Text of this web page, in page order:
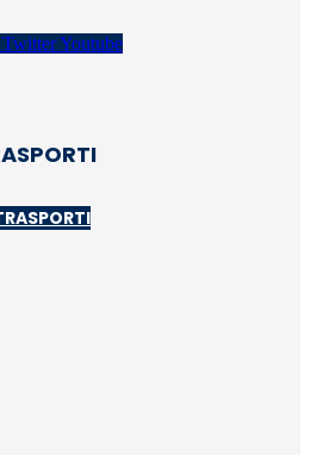
TwitterYoutube